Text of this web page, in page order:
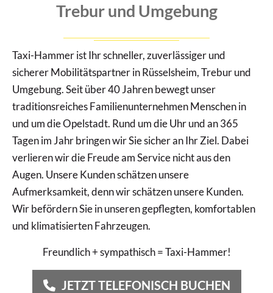
Trebur und Umgebung
Taxi-Hammer ist Ihr schneller, zuverlässiger und
sicherer Mobilitätspartner in Rüsselsheim, Trebur und
Umgebung. Seit über 40 Jahren bewegt unser
traditionsreiches Familienunternehmen Menschen in
und um die Opelstadt. Rund um die Uhr und an 365
Tagen im Jahr bringen wir Sie sicher an Ihr Ziel. Dabei
verlieren wir die Freude am Service nicht aus den
Augen. Unsere Kunden schätzen unsere
Aufmerksamkeit, denn wir schätzen unsere Kunden.
Wir befördern Sie in unseren gepflegten, komfortablen
und klimatisierten Fahrzeugen.
Freundlich + sympathisch = Taxi-Hammer!
JETZT TELEFONISCH BUCHEN